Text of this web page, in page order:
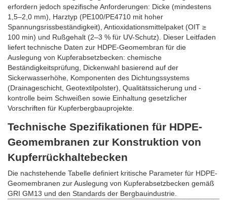
erfordern jedoch spezifische Anforderungen: Dicke (mindestens
1,5–2,0 mm), Harztyp (PE100/PE4710 mit hoher
Spannungsrissbeständigkeit), Antioxidationsmittelpaket (OIT ≥
100 min) und Rußgehalt (2–3 % für UV-Schutz). Dieser Leitfaden
liefert technische Daten zur HDPE-Geomembran für die
Auslegung von Kupferabsetzbecken: chemische
Beständigkeitsprüfung, Dickenwahl basierend auf der
Sickerwasserhöhe, Komponenten des Dichtungssystems
(Drainageschicht, Geotextilpolster), Qualitätssicherung und -
kontrolle beim Schweißen sowie Einhaltung gesetzlicher
Vorschriften für Kupferbergbauprojekte.
Technische Spezifikationen für HDPE-
Geomembranen zur Konstruktion von
Kupferrückhaltebecken
Die nachstehende Tabelle definiert kritische Parameter für HDPE-
Geomembranen zur Auslegung von Kupferabsetzbecken gemäß
GRI GM13 und den Standards der Bergbauindustrie.